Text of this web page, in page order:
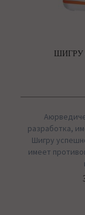
ШИГРУ
разработка,
Шигру
имеет